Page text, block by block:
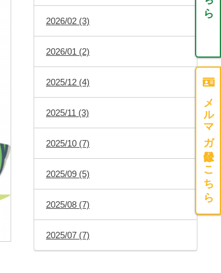
2026/02 (3)
2026/01 (2)
2025/12 (4)
2025/11 (3)
2025/10 (7)
2025/09 (5)
2025/08 (7)
2025/07 (7)
メルマガ登録はこちら